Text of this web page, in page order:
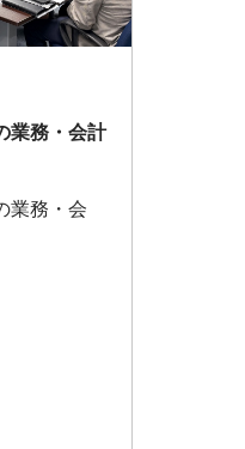
業務・会計
業務・会